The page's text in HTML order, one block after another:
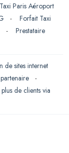
Paris Aéroport
- Forfait Taxi
- Prestataire
de sites internet
-
de clients via